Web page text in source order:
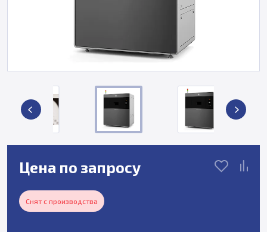
Цена по запросу
Снят с производства